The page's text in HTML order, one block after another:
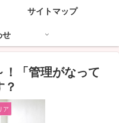
サイトマップ
せ
「管理がなって
ア